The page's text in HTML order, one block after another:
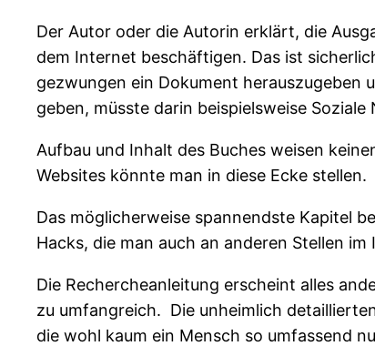
Der Autor oder die Autorin erklärt, die
dem Internet beschäftigen. Das ist
gezwungen ein Dokument herauszugeben
geben, müsste darin beispielsweise
Aufbau und Inhalt des Buches weisen
Websites könnte man in diese Ecke stellen.
Das möglicherweise spannendste Kapitel
Hacks, die man auch an anderen Stellen
Die Rechercheanleitung erscheint alles
zu umfangreich. Die unheimlich
die wohl kaum ein Mensch so umfassend